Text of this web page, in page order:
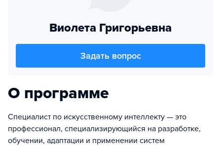
Виолета Григорьевна
Задать вопрос
О программе
Специалист по искусственному интеллекту — это
профессионал, специализирующийся на разработке,
обучении, адаптации и применении систем